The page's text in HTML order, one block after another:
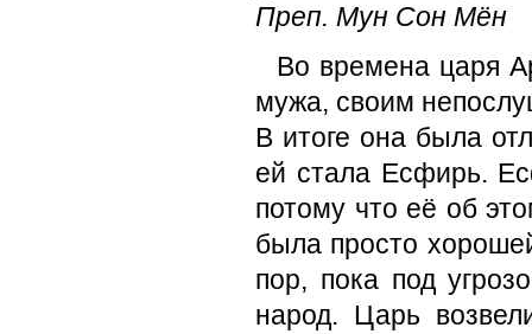
Преп. Мун Сон Мён
Во времена царя
мужа, своим
В итоге она была
ей стала Есфирь.
потому что её об
была просто
пор, пока под
народ. Царь